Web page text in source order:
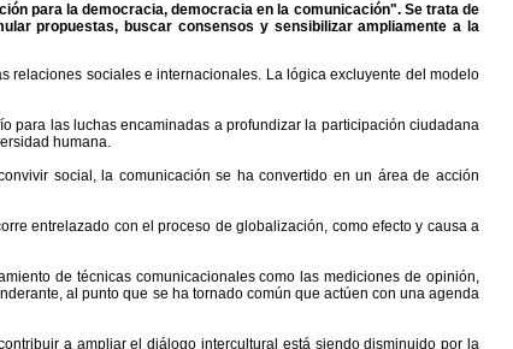
para la democracia, democracia en la comunicación". Se trata de
propuestas, buscar consensos y sensibilizar ampliamente a la
relaciones sociales e internacionales. La lógica excluyente del modelo
para las luchas encaminadas a profundizar la participación ciudadana
humana.
social, la comunicación se ha convertido en un área de acción
entrelazado con el proceso de globalización, como efecto y causa a
de técnicas comunicacionales como las mediciones de opinión,
al punto que se ha tornado común que actúen con una agenda
a ampliar el diálogo intercultural está siendo disminuido por la